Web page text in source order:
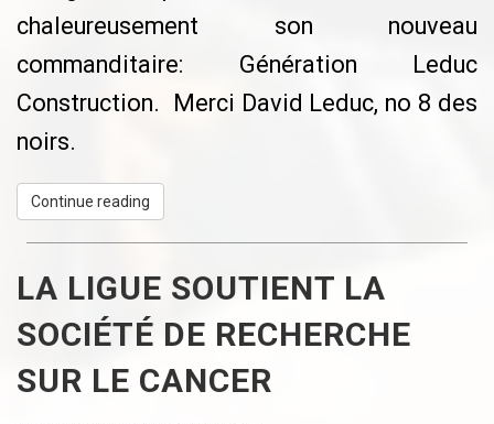
joueurs pour leur bon comportement
sportif sur la glace. C'est agréable de venir
jouer et gardons ce respet envers les
autres joueurs. Comme les gestionnaires
quitter la chambre 30 minutes après la fin
de la partie, je vous rappelle que notre
commenditaire La Chope nous attend le
jeudi soir, avec entre autre son spécial de 2
chaleureusement son nouveau
commanditaire: Génération Leduc
Construction. Merci David Leduc, no 8 des
noirs.
Continue reading
LA LIGUE SOUTIENT LA
SOCIÉTÉ DE RECHERCHE
SUR LE CANCER